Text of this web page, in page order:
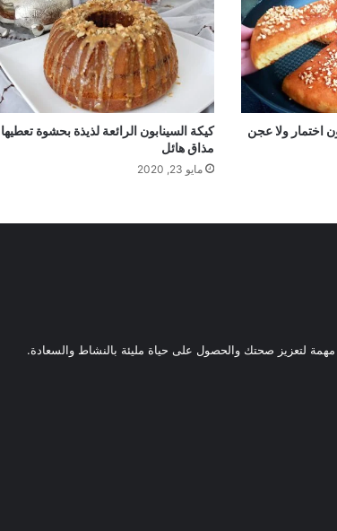
كيكة السينابون الرائعة لذيذة بحشوة تعطيها
مذاق هائل
مايو 23, 2020
لتعزيز صحتك والحصول على حياة مليئة بالنشاط والسعادة.